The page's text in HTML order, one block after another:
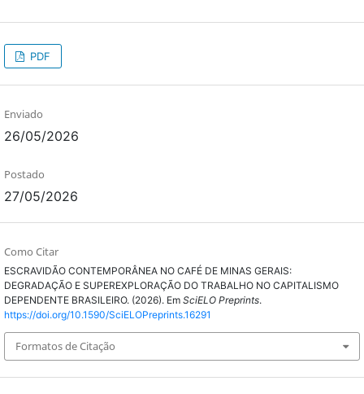
PDF
Enviado
26/05/2026
Postado
27/05/2026
Como Citar
ESCRAVIDÃO CONTEMPORÂNEA NO CAFÉ DE MINAS GERAIS:
DEGRADAÇÃO E SUPEREXPLORAÇÃO DO TRABALHO NO CAPITALISMO
DEPENDENTE BRASILEIRO. (2026). Em SciELO Preprints.
https://doi.org/10.1590/SciELOPreprints.16291
Formatos de Citação